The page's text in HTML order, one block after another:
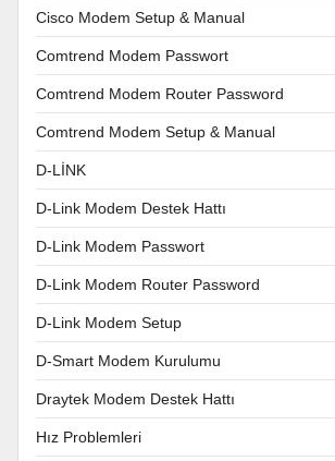
Cisco Modem Setup & Manual
Comtrend Modem Passwort
Comtrend Modem Router Password
Comtrend Modem Setup & Manual
D-LİNK
D-Link Modem Destek Hattı
D-Link Modem Passwort
D-Link Modem Router Password
D-Link Modem Setup
D-Smart Modem Kurulumu
Draytek Modem Destek Hattı
Hız Problemleri